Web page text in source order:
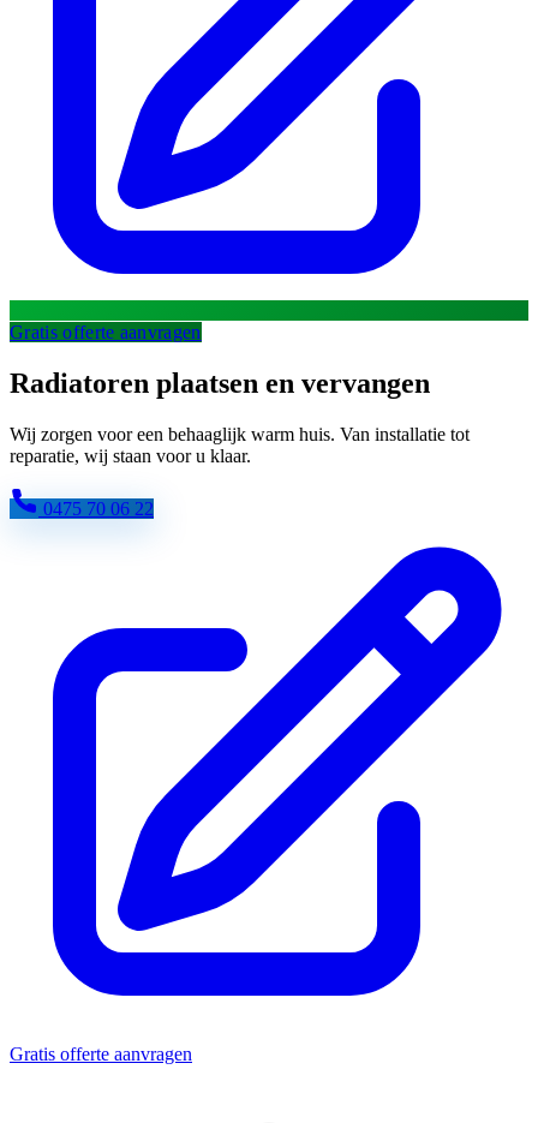
Gratis offerte aanvragen
Radiatoren plaatsen en vervangen
Wij zorgen voor een behaaglijk warm huis. Van installatie tot
reparatie, wij staan voor u klaar.
0475 70 06 22
Gratis offerte aanvragen